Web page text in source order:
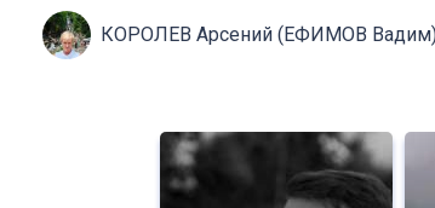
КОРОЛЕВ Арсений (ЕФИМОВ